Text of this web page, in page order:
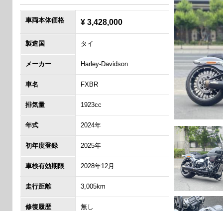
車両本体価格 ¥ 3,428,000
製造国 タイ
メーカー Harley-Davidson
車名 FXBR
排気量 1923cc
年式 2024年
初年度登録 2025年
車検有効期限 2028年12月
走行距離 3,005km
修復履歴 無し